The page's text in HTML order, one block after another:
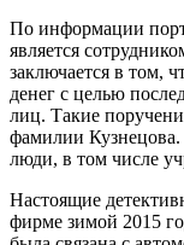
По информации
является
заключается в том,
денег с целью
лиц. Такие
фамилии
люди, в том числе
Настоящие
фирме зимой 2015